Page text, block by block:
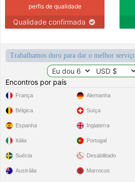
perfis de qualidade
Qualidade confirmada
Trabalhamos duro para dar o melhor
Encontros por país
França
Bélgica
Espanha
Itália
Suécia
Alemanha
Suíça
Inglaterra
Portugal
Desabilitado
Austrália Marrocos